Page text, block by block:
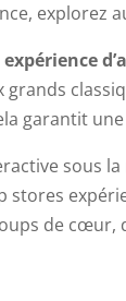
explorez
expérience
garantit
sous
stores
de cœur,